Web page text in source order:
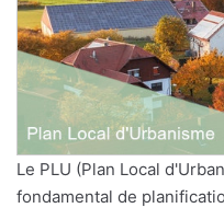
Le PLU (Plan Local
fondamental de